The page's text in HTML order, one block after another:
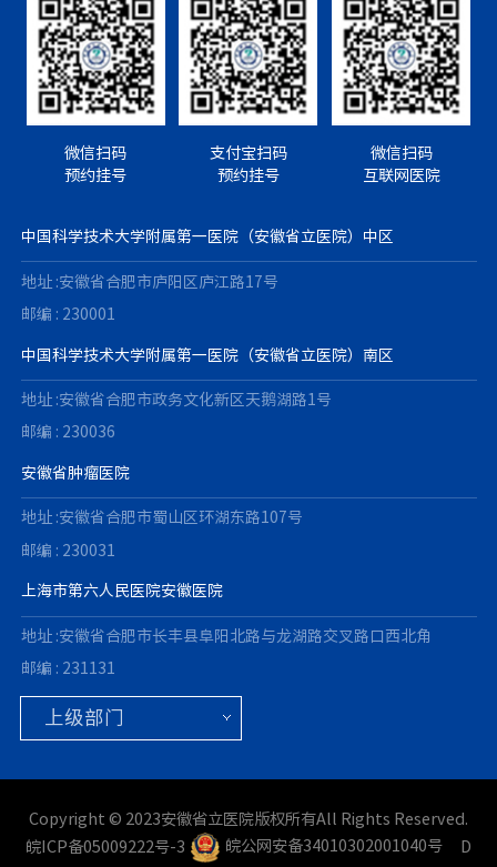
微信扫码
预约挂号
支付宝扫码
预约挂号
微信扫码
互联网医院
中国科学技术大学附属第一医院（安徽省立医院）中区
地址 :安徽省合肥市庐阳区庐江路17号
邮编 : 230001
中国科学技术大学附属第一医院（安徽省立医院）南区
地址 :安徽省合肥市政务文化新区天鹅湖路1号
邮编 : 230036
安徽省肿瘤医院
地址 :安徽省合肥市蜀山区环湖东路107号
邮编 : 230031
上海市第六人民医院安徽医院
地址 :安徽省合肥市长丰县阜阳北路与龙湖路交叉路口西北角
邮编 : 231131
Copyright © 2023安徽省立医院版权所有All Rights Reserved.
皖ICP备05009222号-3
皖公网安备34010302001040号 D